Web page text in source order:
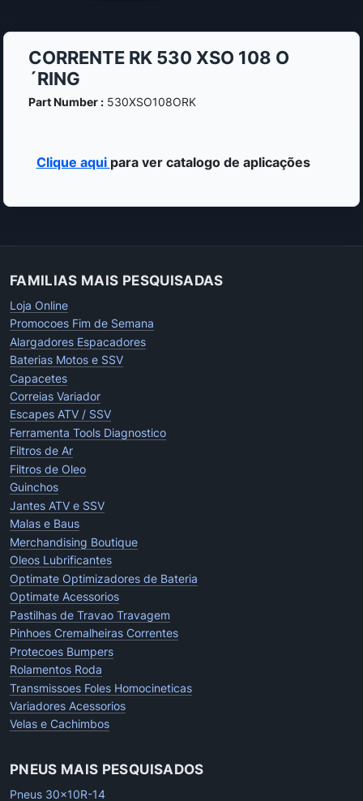
CORRENTE RK 530 XSO 108 O
´RING
Part Number :530XSO108ORK
Clique aqui para ver catalogo de aplicações
FAMILIAS MAIS PESQUISADAS
Loja Online
Promocoes Fim de Semana
Alargadores Espacadores
Baterias Motos e SSV
Capacetes
Correias Variador
Escapes ATV / SSV
Ferramenta Tools Diagnostico
Filtros de Ar
Filtros de Oleo
Guinchos
Jantes ATV e SSV
Malas e Baus
Merchandising Boutique
Oleos Lubrificantes
Optimate Optimizadores de Bateria
Optimate Acessorios
Pastilhas de Travao Travagem
Pinhoes Cremalheiras Correntes
Protecoes Bumpers
Rolamentos Roda
Transmissoes Foles Homocineticas
Variadores Acessorios
Velas e Cachimbos
PNEUS MAIS PESQUISADOS
Pneus 30x10R-14